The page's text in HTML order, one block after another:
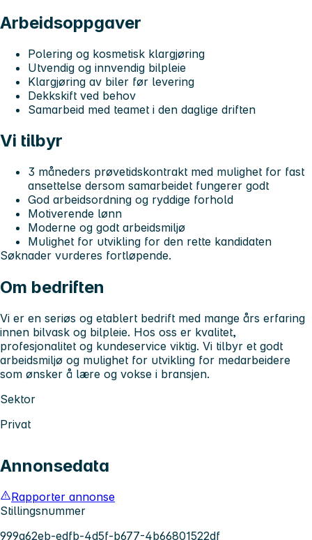
Arbeidsoppgaver
Polering og kosmetisk klargjøring
Utvendig og innvendig bilpleie
Klargjøring av biler før levering
Dekkskift ved behov
Samarbeid med teamet i den daglige driften
Vi tilbyr
3 måneders prøvetidskontrakt med mulighet for fast
ansettelse dersom samarbeidet fungerer godt
God arbeidsordning og ryddige forhold
Motiverende lønn
Moderne og godt arbeidsmiljø
Mulighet for utvikling for den rette kandidaten
Søknader vurderes fortløpende.
Om bedriften
Vi er en seriøs og etablert bedrift med mange års erfaring
innen bilvask og bilpleie. Hos oss er kvalitet,
profesjonalitet og kundeservice viktig. Vi tilbyr et godt
arbeidsmiljø og mulighet for utvikling for medarbeidere
som ønsker å lære og vokse i bransjen.
Sektor
Privat
Annonsedata
Rapporter annonse
Stillingsnummer
999a62eb-edfb-4d5f-b677-4b66801522df